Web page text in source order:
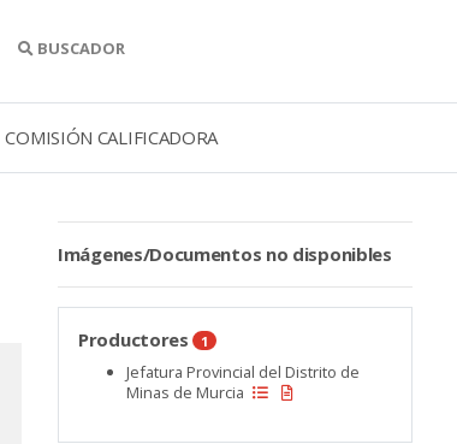
BUSCADOR
COMISIÓN CALIFICADORA
Imágenes/Documentos no disponibles
Productores 1
Jefatura Provincial del Distrito de
Minas de Murcia